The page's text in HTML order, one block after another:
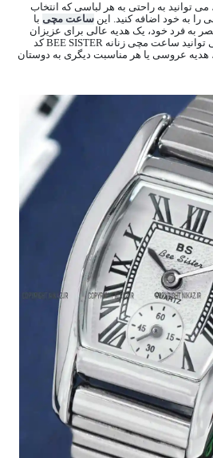
توانید به راحتی به هر لباسی که انتخاب
را به خود اضافه کنید. این ساعت مچی با
به فرد خود، یک هدیه عالی برای عزیزان
شما نیز خواهد بود. به راحتی می توانید ساعت مچی زنانه BEE SISTER کد
هدیه عروسی یا هر مناسبت دیگری به دوستان